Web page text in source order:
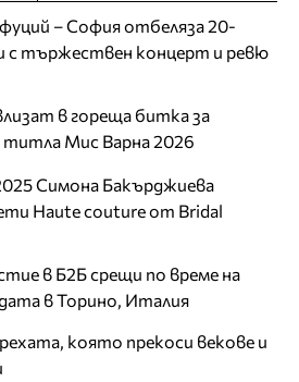
– София отбеляза 20-
с тържествен концерт и ревю
в гореща битка за
Мис Варна 2026
Симона Бакърджиева
Haute couture от Bridal
в Б2Б срещи по време на
в Торино, Италия
която прекоси векове и